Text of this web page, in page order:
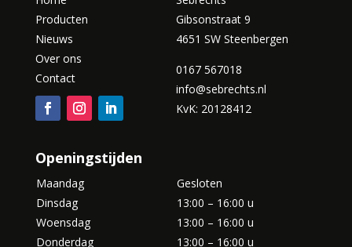
Producten
Nieuws
Over ons
Contact
Gibsonstraat 9
4651 SW Steenbergen
0167 567018
info@sebrechts.nl
KvK: 20128412
Openingstijden
Maandag
Dinsdag
Woensdag
Donderdag
Gesloten
13:00 – 16:00 u
13:00 – 16:00 u
13:00 – 16:00 u